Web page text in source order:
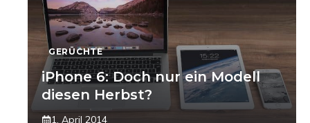
GERÜCHTE
iPhone 6: Doch nur ein Modell
diesen Herbst?
1. April 2014